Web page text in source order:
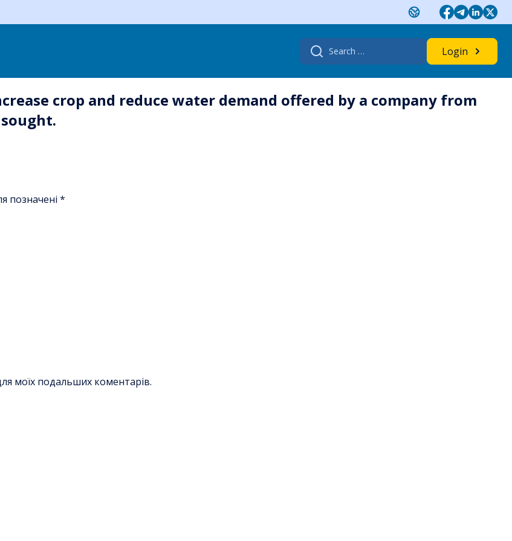
Search
for:
Login
crop and reduce water demand offered by a company from
позначені *
моїх подальших коментарів.